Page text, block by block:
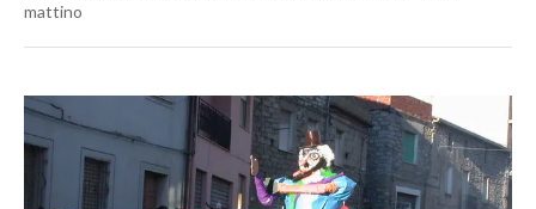
mattino